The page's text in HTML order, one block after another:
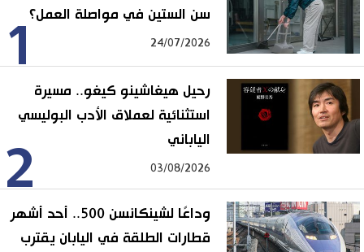
1سن الستين في مواصلة العمل؟
24/07/2026
2
رحيل هيغاشينو كيغو.. مسيرة
استثنائية لعملاق الأدب البوليسي
الياباني
03/08/2026
وداعًا لشينكانسن 500.. أحد أشهر
قطارات الطلقة في اليابان يقترب